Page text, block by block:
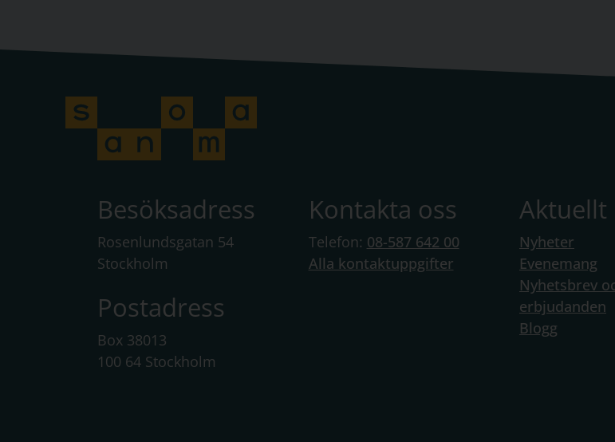
Besöksadress
Rosenlundsgatan 54
Stockholm
Postadress
Box 38013
100 64 Stockholm
Kontakta oss
Telefon: 08-587 642 00
Alla kontaktuppgifter
Aktuellt
Nyheter
Evenemang
Nyhetsbrev
erbjudanden
Blogg